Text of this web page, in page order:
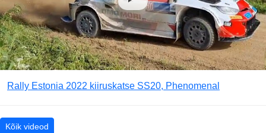
Rally Estonia 2022 kiiruskatse SS20, Phenomenal
Kõik videod